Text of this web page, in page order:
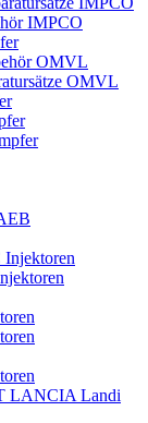
IMPCO
OMVL
OMVL
LANCIA Landi